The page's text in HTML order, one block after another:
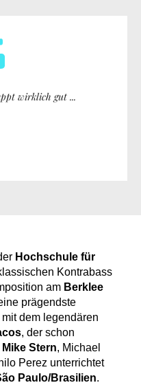
wirklich gut ...
Hochschule für
Kontrabass
am Berklee
prägendste
dem legendären
, der schon
Mike Stern, Michael
Perez unterrichtet
Paulo/Brasilien.